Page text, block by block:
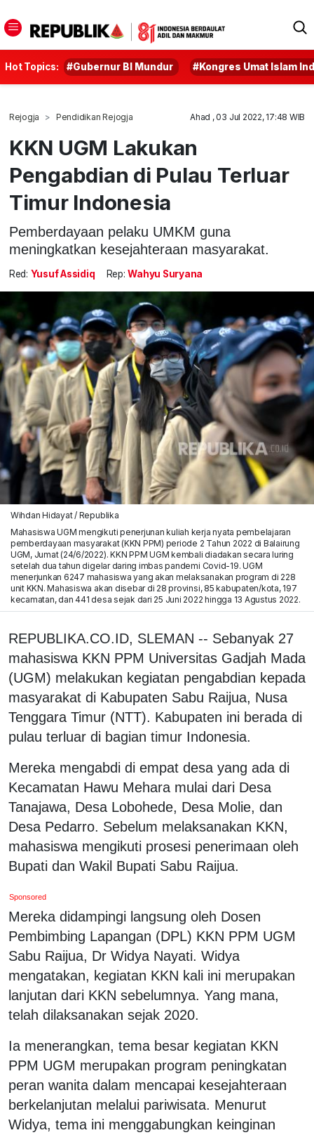
Hot Topics: #Gubernur BI Mundur #Kongres Umat Islam
Rejogja Pendidikan Rejogja Ahad , 03 Jul 2022, 17:48 WIB
KKN UGM Lakukan
Pengabdian di Pulau Terluar
Timur Indonesia
Pemberdayaan pelaku UMKM guna
meningkatkan kesejahteraan masyarakat.
Red: Yusuf Assidiq Rep: Wahyu Suryana
Wihdan Hidayat / Republika
Mahasiswa UGM mengikuti penerjunan kuliah kerja nyata pembelajaran
pemberdayaan masyarakat (KKN PPM) periode 2 Tahun 2022 di Balairung
UGM, Jumat (24/6/2022). KKN PPM UGM kembali diadakan secara luring
setelah dua tahun digelar daring imbas pandemi Covid-19. UGM
menerjunkan 6247 mahasiswa yang akan melaksanakan program di 228
unit KKN. Mahasiswa akan disebar di 28 provinsi, 85 kabupaten/kota, 197
kecamatan, dan 441 desa sejak dari 25 Juni 2022 hingga 13 Agustus 2022.
REPUBLIKA.CO.ID, SLEMAN -- Sebanyak 27
mahasiswa KKN PPM Universitas Gadjah Mada
(UGM) melakukan kegiatan pengabdian kepada
masyarakat di Kabupaten Sabu Raijua, Nusa
Tenggara Timur (NTT). Kabupaten ini berada di
pulau terluar di bagian timur Indonesia.
Mereka mengabdi di empat desa yang ada di
Kecamatan Hawu Mehara mulai dari Desa
Tanajawa, Desa Lobohede, Desa Molie, dan
Desa Pedarro. Sebelum melaksanakan KKN,
mahasiswa mengikuti prosesi penerimaan oleh
Bupati dan Wakil Bupati Sabu Raijua.
Sponsored
Mereka didampingi langsung oleh Dosen
Pembimbing Lapangan (DPL) KKN PPM UGM
Sabu Raijua, Dr Widya Nayati. Widya
mengatakan, kegiatan KKN kali ini merupakan
lanjutan dari KKN sebelumnya. Yang mana,
telah dilaksanakan sejak 2020.
Ia menerangkan, tema besar kegiatan KKN
PPM UGM merupakan program peningkatan
peran wanita dalam mencapai kesejahteraan
berkelanjutan melalui pariwisata. Menurut
Widya, tema ini menggabungkan keinginan